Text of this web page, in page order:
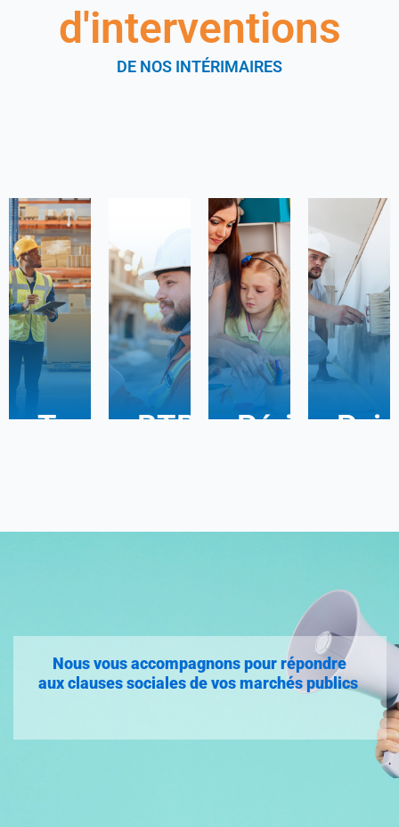
d'interventions
DE NOS INTÉRIMAIRES
Transport
BTP
Nous vous accompagnons pour répondre
aux clauses sociales de vos marchés publics